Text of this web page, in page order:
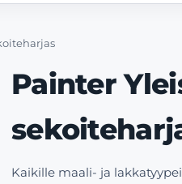
Painter
Kaikille maali- ja